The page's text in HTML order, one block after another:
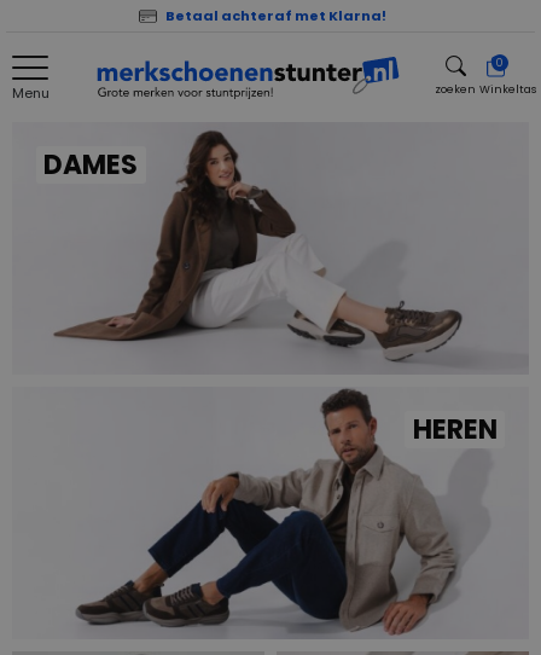
Betaal achteraf met Klarna!
Menu zoeken
0
Winkeltas
DAMES
HEREN